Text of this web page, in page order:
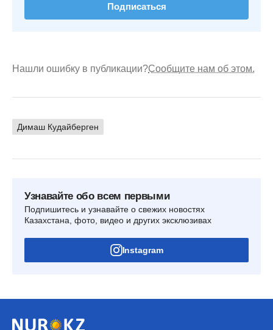
Подписаться
Нашли ошибку в публикации?Сообщите нам об этом.
Димаш Кудайберген
Узнавайте обо всем первыми
Подпишитесь и узнавайте о свежих новостях
Казахстана, фото, видео и других эксклюзивах
Instagram